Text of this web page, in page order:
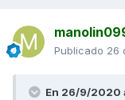
Publicado 26
En 26/9/2020